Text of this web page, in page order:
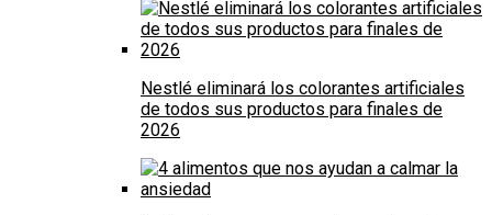
Nestlé eliminará los colorantes artificiales
de todos sus productos para finales de
2026